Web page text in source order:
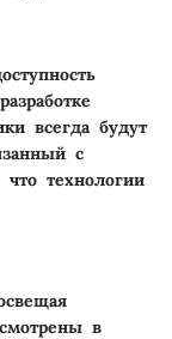
всегда будут
с
технологии
в